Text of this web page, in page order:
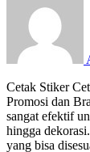
Cetak Stiker
Promosi dan
sangat efektif
hingga
yang bisa